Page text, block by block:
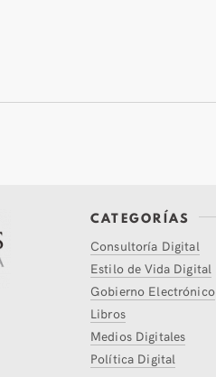
CATEGORÍAS
Consultoría Digital
Estilo de Vida Digital
Gobierno Electrónico
Libros
Medios Digitales
Política Digital